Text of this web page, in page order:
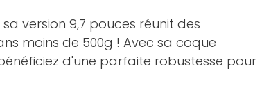
version 9,7 pouces réunit des
moins de 500g ! Avec sa coque
d'une parfaite robustesse pour